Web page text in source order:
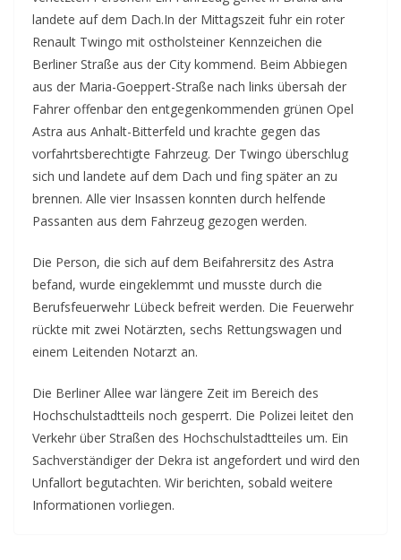
landete auf dem Dach.In der Mittagszeit fuhr ein roter
Renault Twingo mit ostholsteiner Kennzeichen die
Berliner Straße aus der City kommend. Beim Abbiegen
aus der Maria-Goeppert-Straße nach links übersah der
Fahrer offenbar den entgegenkommenden grünen Opel
Astra aus Anhalt-Bitterfeld und krachte gegen das
vorfahrtsberechtigte Fahrzeug. Der Twingo überschlug
sich und landete auf dem Dach und fing später an zu
brennen. Alle vier Insassen konnten durch helfende
Passanten aus dem Fahrzeug gezogen werden.
Die Person, die sich auf dem Beifahrersitz des Astra
befand, wurde eingeklemmt und musste durch die
Berufsfeuerwehr Lübeck befreit werden. Die Feuerwehr
rückte mit zwei Notärzten, sechs Rettungswagen und
einem Leitenden Notarzt an.
Die Berliner Allee war längere Zeit im Bereich des
Hochschulstadtteils noch gesperrt. Die Polizei leitet den
Verkehr über Straßen des Hochschulstadtteiles um. Ein
Sachverständiger der Dekra ist angefordert und wird den
Unfallort begutachten. Wir berichten, sobald weitere
Informationen vorliegen.